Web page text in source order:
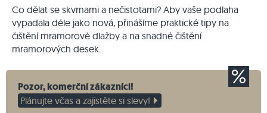
Co dělat se skvrnami a nečistotami? Aby vaše podlaha
vypadala déle jako nová, přinášíme praktické tipy na
čištění mramorové dlažby a na snadné čištění
mramorových desek.
Pozor, komerční zákazníci!
Plánujte včas a zajistěte si slevy!